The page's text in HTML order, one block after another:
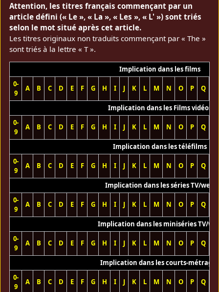
Attention, les titres français commençant par un
article défini (« Le », « La », « Les », « L' ») sont triés
selon le mot situé après cet article.
Les titres originaux non traduits commençant par « The »
sont triés à la lettre « T ».
Implication dans les films
0-
9
A B C D E F G H I J K L M N O P Q
Implication dans les Films vidéos
0-
9
A B C D E F G H I J K L M N O P Q
Implication dans les téléfilms
0-
9
A B C D E F G H I J K L M N O P Q
Implication dans les séries TV/web
0-
9
A B C D E F G H I J K L M N O P Q
Implication dans les miniséries TV/
0-
9
A B C D E F G H I J K L M N O P Q
Implication dans les courts-métrages
0-
9
A B C D E F G H I J K L M N O P Q